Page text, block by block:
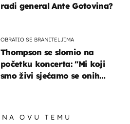
radi general Ante Gotovina?
OBRATIO SE BRANITELJIMA
Thompson se slomio na
početku koncerta: "Mi koji
smo živi sjećamo se onih
NA OVU TEMU